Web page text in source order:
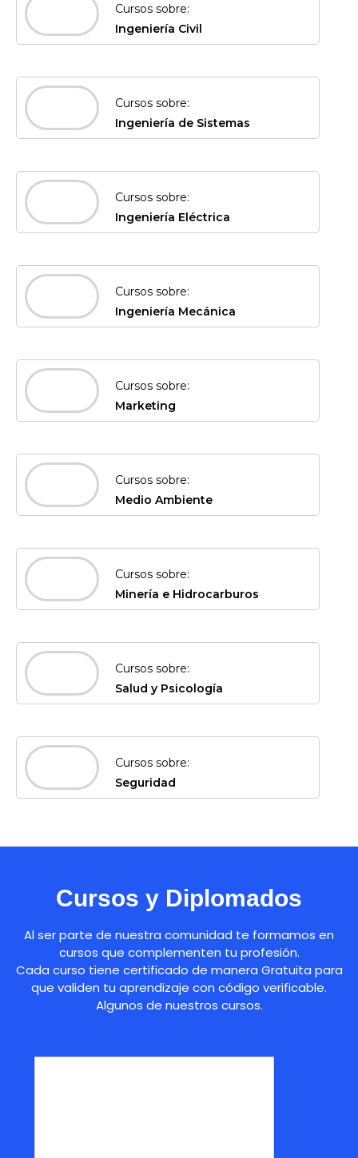
Cursos sobre:
Ingeniería Civil
Cursos sobre:
Ingeniería de Sistemas
Cursos sobre:
Ingeniería Eléctrica
Cursos sobre:
Ingeniería Mecánica
Cursos sobre:
Marketing
Cursos sobre:
Medio Ambiente
Cursos sobre:
Minería e Hidrocarburos
Cursos sobre:
Salud y Psicología
Cursos sobre:
Seguridad
Cursos y Diplomados
Al ser parte de nuestra comunidad te formamos en
cursos que complementen tu profesión.
Cada curso tiene certificado de manera Gratuita para
que validen tu aprendizaje con código verificable.
Algunos de nuestros cursos.